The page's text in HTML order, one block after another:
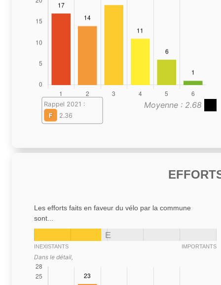
Moyenne : 2.68
Rappel 2021 :
F
2.36
Les efforts faits en faveur du vélo par la commune
sont...
E
INEXISTANTS IMPORTANTS
Dans le détail,